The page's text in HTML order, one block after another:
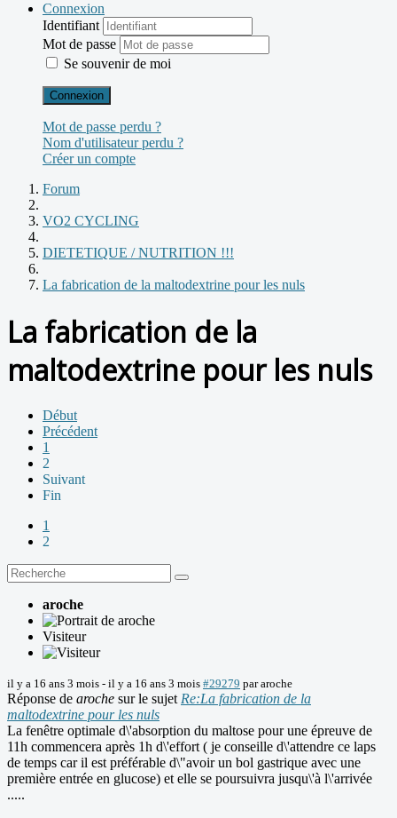
Connexion
Identifiant
Mot de passe
Se souvenir de moi
Connexion
Mot de passe perdu ?
Nom d'utilisateur perdu ?
Créer un compte
Forum
VO2 CYCLING
DIETETIQUE / NUTRITION !!!
La fabrication de la maltodextrine pour les nuls
La fabrication de la
maltodextrine pour les nuls
Début
Précédent
1
2
Suivant
Fin
1
2
aroche
Visiteur
il y a 16 ans 3 mois - il y a 16 ans 3 mois #29279 pararoche
Réponse de aroche sur le sujet Re:La fabrication de la
maltodextrine pour les nuls
La fenêtre optimale d\'absorption du maltose pour une épreuve de
11h commencera après 1h d\'effort ( je conseille d\'attendre ce laps
de temps car il est préférable d\"avoir un bol gastrique avec une
première entrée en glucose) et elle se poursuivra jusqu\'à l\'arrivée
.....